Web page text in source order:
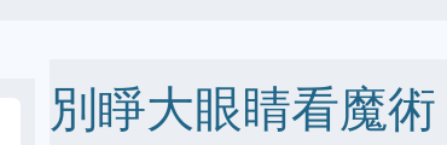
別睜大眼睛看魔